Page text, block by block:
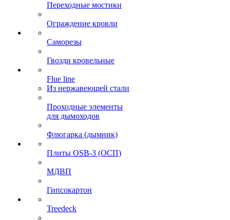
Переходные мостики
Ограждение кровли
Саморезы
Гвозди кровельные
Flue line
Из нержавеющей стали
Проходные элементы
для дымоходов
Флюгарка (дымник)
Плиты OSB-3 (ОСП)
МДВП
Гипсокартон
Treedeck